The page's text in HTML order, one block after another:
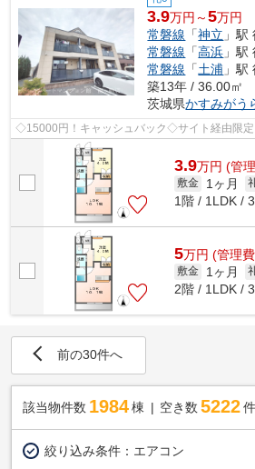
3.9万円～5万円
常磐線 「神立 」駅
常磐線 「高浜 」駅
常磐線 「土浦 」駅
築13年 / 36.00㎡
茨城県かすみがう
◇15000円！キャッシュバック◇サイト経由限定
3.9万円 (管
敷金 1ヶ月
1階 / 1LDK /
5万円 (管理
敷金 1ヶ月
2階 / 1LDK /
前の30件へ
該当物件数 1984棟 空き数 5222 件
絞り込み条件： エアコン